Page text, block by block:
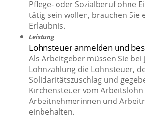
Pflege- oder Sozialberuf ohne
tätig sein wollen, brauchen Sie
Erlaubnis.
Leistung
Lohnsteuer anmelden und
Als Arbeitgeber müssen Sie bei
Lohnzahlung die Lohnsteuer,
Solidaritätszuschlag und
Kirchensteuer vom
Arbeitnehmerinnen und
einbehalten.